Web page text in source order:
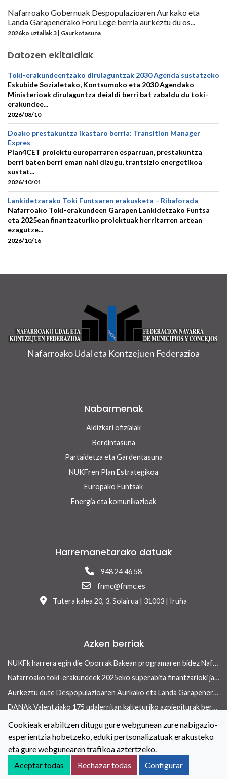
Nafarroako Gobernuak Despopulazioaren Aurkako eta
Landa Garapenerako Foru Lege berria aurkeztu du os...
2026ko uztailak 3 | Gaurkotasuna
Datozen ekitaldiak
Toki-erakundeentzako dirulaguntzak 2030 Agenda sustatzeko
Eskubide Sozialetako, Kontsumoko eta 2030 Agendako
Ministerioak dirulaguntza deialdi berri bat zabaldu du toki-
erakundee...
2026/08/10
Doako prestakuntza ikastaro berria: Transition Manager
Expres
Plan4CET proiektu europarraren esparruan, prestakuntza
berri baten berri eman nahi dizugu, trantsizio energetikoa
sustat...
2026/10/01
Lankidetzarako Toki Funtsaren erakusketa – Ribaforada
Nafarroako Toki-erakundeen Garapen Lankidetzako Funtsa
eta 2025ean finantzaturiko proiektuak herritarren artean
ezagutze...
2026/10/16
Nafarroako Udal eta Kontzejuen Federazioa
Nabarmenak
Aldizkari ofizialak
Berdintasuna
Partaidetza eta Gardentasuna
NUKFren Plan Estrategikoa
Europako Funtsak
Energia eta komunikazioak
Harremanetarako datuak
948 24 46 58
fnmc@fnmc.es
Tutera kalea 20, 3. Solairua | 31003 | Iruña
Azken berriak
NUKFk harrera egin die Oporrak Bakean programaren bidez Nafarroara uda igarotzera etorritako saharar haurrei
Nafarroako toki-erakundeek 2025eko superabita finantzarioki jasangarriak diren inbertsioak egiteko erabili ahalko dute 13/2026 Errege lege-dekretua onetsi ondoren
Aurkeztu dute Despopulazioaren Aurkako eta Landa Garapenerako Foru Legearen aurreproiektua
DANAk Valentziako 175 udalerritan kalteturiko azpiegiturak berreraikitzen parte-hartuko dute Nafarroako toki-erakundeek
Toki-erakundeetan berdintasuneko politikak indartzeko hitzarmena berritu dute NUKFk eta Nafarroako Gobernuak
Kontaktua Lege oharra
Cookieei buruzko Politika
Irisgarritasuna
Pribatutasun-abisua Salaketen kanala
Cookieak erabiltzen ditugu gure webgunean zure nabigazio-
esperientzia hobetzeko, eduki pertsonalizatuak erakusteko
eta gure webgunearen trafikoa aztertzeko.
Aceptar todas
Rechazar todas Configurar